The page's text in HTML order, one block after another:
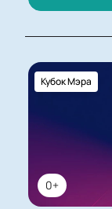
0+
Кубок Мэра